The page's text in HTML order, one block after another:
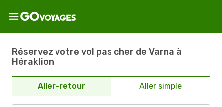
Réservez votre vol pas cher de Varna à
Héraklion
Aller-retour Aller simple